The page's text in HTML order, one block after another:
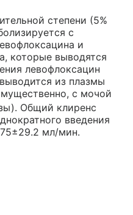
степени (5%
с
и
которые выводятся
левофлоксацин
из плазмы
с мочой
Общий клиренс
введения
мл/мин.